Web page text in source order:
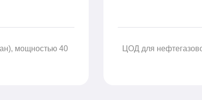
мощностью 40
ЦОД для